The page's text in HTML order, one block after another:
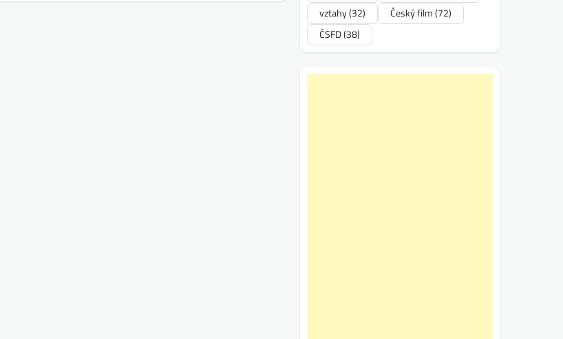
vztahy(32) Český film(72)
ČSFD(38)